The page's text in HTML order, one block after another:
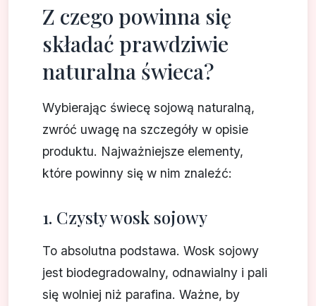
Z czego powinna się
składać prawdziwie
naturalna świeca?
Wybierając świecę sojową naturalną,
zwróć uwagę na szczegóły w opisie
produktu. Najważniejsze elementy,
które powinny się w nim znaleźć:
1. Czysty wosk sojowy
To absolutna podstawa. Wosk sojowy
jest biodegradowalny, odnawialny i pali
się wolniej niż parafina. Ważne, by